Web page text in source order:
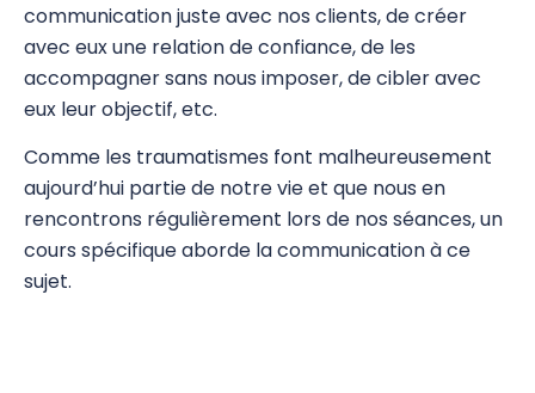
Découverte
Kinésiologie
Pratiques supervisées – Examens
EFT et Tapping
Psychogénéalogie
Analyse Transactionnelle (AT)
communication juste avec nos clients, de créer
avec eux une relation de confiance, de les
accompagner sans nous imposer, de cibler avec
eux leur objectif, etc.
Comme les traumatismes font malheureusement
aujourd’hui partie de notre vie et que nous en
rencontrons régulièrement lors de nos séances, un
cours spécifique aborde la communication à ce
sujet.